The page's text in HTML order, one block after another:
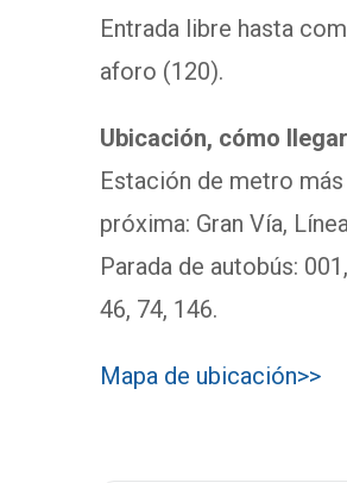
Entrada libre hasta
aforo (120).
Ubicación, cómo
Estación de metro más
próxima: Gran Vía,
Parada de autobús:
46, 74, 146.
Mapa de ubicación>>